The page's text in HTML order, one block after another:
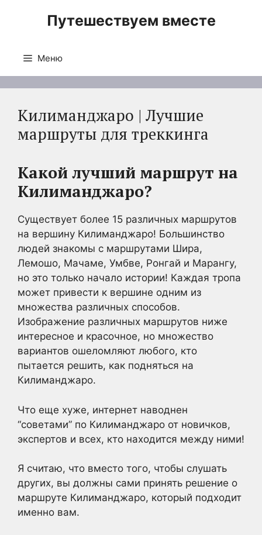
Путешествуем вместе
Меню
Килиманджаро | Лучшие
маршруты для треккинга
Какой лучший маршрут на
Килиманджаро?
Существует более 15 различных маршрутов
на вершину Килиманджаро! Большинство
людей знакомы с маршрутами Шира,
Лемошо, Мачаме, Умбве, Ронгай и Марангу,
но это только начало истории! Каждая тропа
может привести к вершине одним из
множества различных способов.
Изображение различных маршрутов ниже
интересное и красочное, но множество
вариантов ошеломляют любого, кто
пытается решить, как подняться на
Килиманджаро.
Что еще хуже, интернет наводнен
“советами” по Килиманджаро от новичков,
экспертов и всех, кто находится между ними!
Я считаю, что вместо того, чтобы слушать
других, вы должны сами принять решение о
маршруте Килиманджаро, который подходит
именно вам.